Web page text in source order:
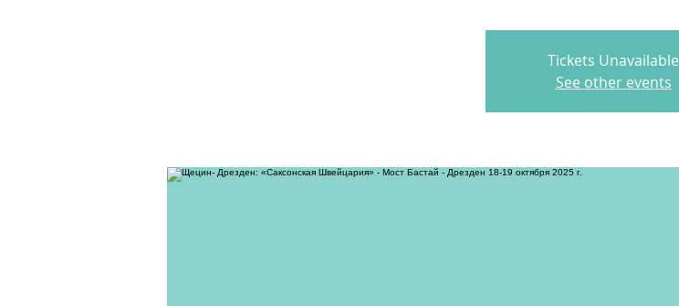
Tickets Unavailable
See other events